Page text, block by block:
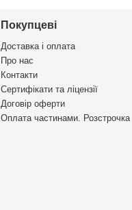
Покупцеві
Доставка і оплата
Про нас
Контакти
Сертифікати та ліцензії
Договір оферти
Оплата частинами. Розстрочка